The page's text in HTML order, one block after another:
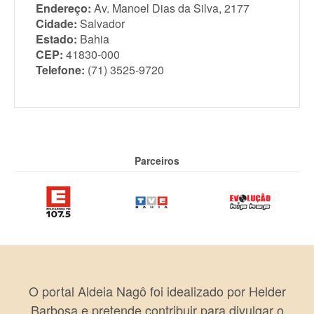
Endereço: Av. Manoel Dias da Silva, 2177
Cidade: Salvador
Estado: Bahia
CEP: 41830-000
Telefone: (71) 3525-9720
Parceiros
O portal Aldeia Nagô foi idealizado por Helder
Barbosa e pretende contribuir para divulgar o